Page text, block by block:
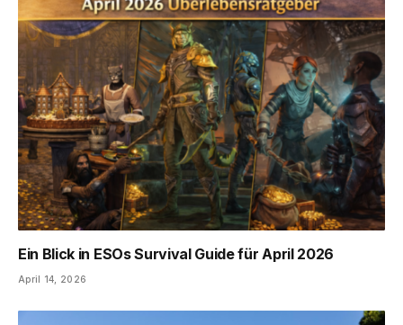
Ein Blick in ESOs Survival Guide für April 2026
April 14, 2026